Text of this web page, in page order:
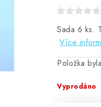
Sada 6 ks.
Více
Položka
Vyprodáno